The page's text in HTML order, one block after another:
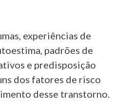
experiências de
padrões de
e predisposição
dos fatores de risco
desse transtorno.